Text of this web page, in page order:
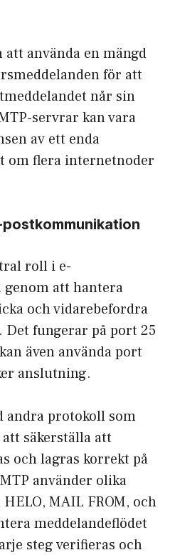
använda en mängd
för att
når sin
servrar kan vara
av ett enda
om flera internetnoder
postkommunikation
roll i e-
att hantera
och vidarebefordra
Det fungerar på port 25
även använda port
anslutning.
andra protokoll som
säkerställa att
och lagras korrekt på
använder olika
MAIL FROM, och
meddelandeflödet
steg verifieras och